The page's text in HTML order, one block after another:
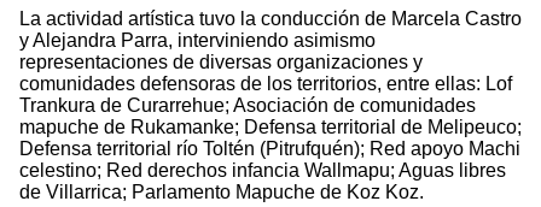
La actividad artística tuvo la conducción de Marcela Castro
y Alejandra Parra, interviniendo asimismo
representaciones de diversas organizaciones y
comunidades defensoras de los territorios, entre ellas: Lof
Trankura de Curarrehue; Asociación de comunidades
mapuche de Rukamanke; Defensa territorial de Melipeuco;
Defensa territorial río Toltén (Pitrufquén); Red apoyo Machi
celestino; Red derechos infancia Wallmapu; Aguas libres
de Villarrica; Parlamento Mapuche de Koz Koz.